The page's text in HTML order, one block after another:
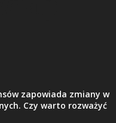
zapowiada zmiany w
Czy warto rozważyć